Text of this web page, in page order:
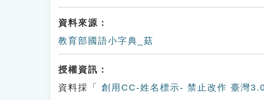
資料來源：
教育部國語小字典_菇
授權資訊：
資料採「
創用CC-姓名標示- 禁止改作 臺灣